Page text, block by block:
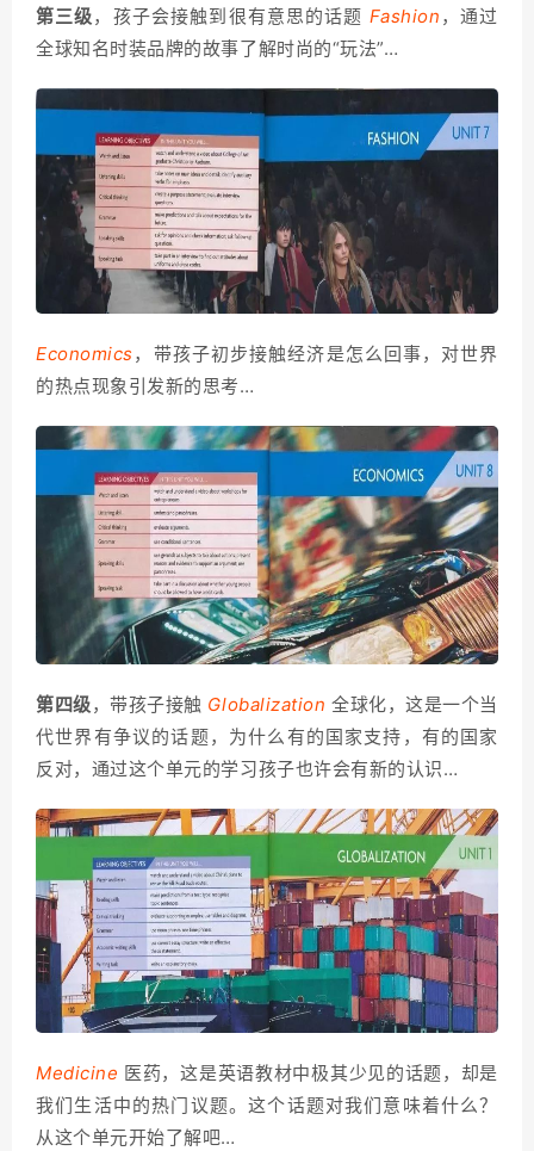
第三级，孩子会接触到很有意思的话题 Fashion ，通过
全球知名时装品牌的故事了解时尚的“玩法”…
Economics，带孩子初步接触经济是怎么回事，对世界
的热点现象引发新的思考…
第四级，带孩子接触 Globalization 全球化，这是一个当
代世界有争议的话题，为什么有的国家支持，有的国家
反对，通过这个单元的学习孩子也许会有新的认识…
Medicine 医药，这是英语教材中极其少见的话题，却是
我们生活中的热门议题。这个话题对我们意味着什么？
从这个单元开始了解吧…